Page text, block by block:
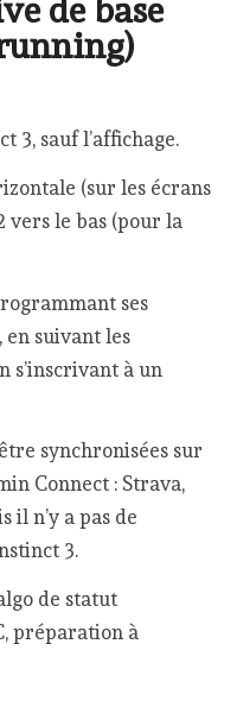
de base
3, sauf l’affichage.
(sur les écrans
vers le bas (pour la
ses
en suivant les
s’inscrivant à un
synchronisées sur
Connect : Strava,
il n’y a pas de
3.
de statut
préparation à